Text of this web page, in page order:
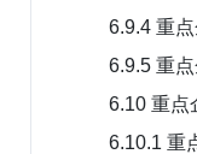
6.9.4 重
6.9.5 重
6.10 重点
6.10.1 重